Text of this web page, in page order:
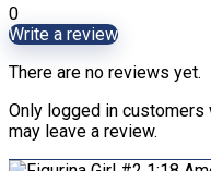
0
Write a review
There are no reviews yet.
Only logged in customers
may leave a review.